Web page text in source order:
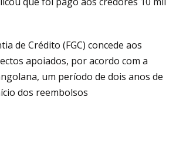
de Crédito (FGC) concede aos
apoiados, por acordo com a
um período de dois anos de
dos reembolsos